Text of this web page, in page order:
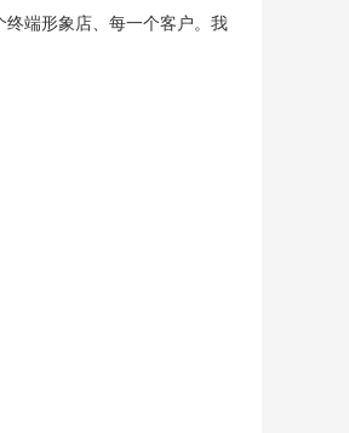
端形象店、每一个客户。我